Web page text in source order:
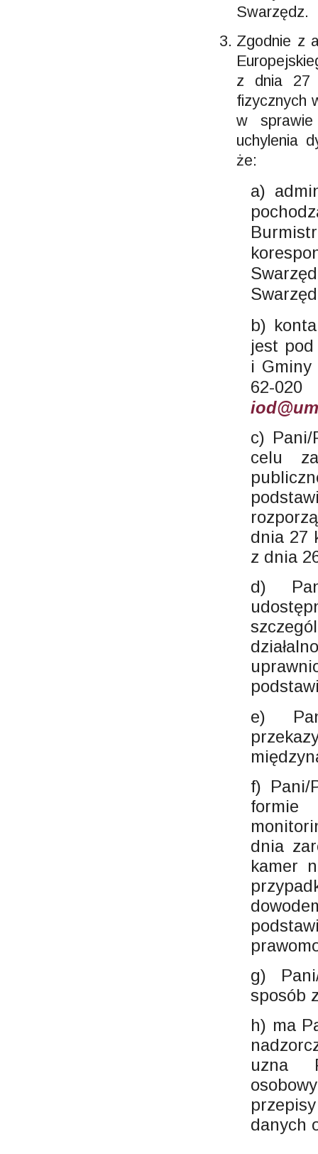
Swarzędz.
Zgodnie z
z dnia 27
fizycznych
w sprawie
uchylenia
że:
a)
b)
jest
i Gminy
62-
c) Pani/
celu
dnia 27
z dnia
d)
e)
f) Pani/
dnia
kamer
g)
sposób
h) ma
uzna
danych